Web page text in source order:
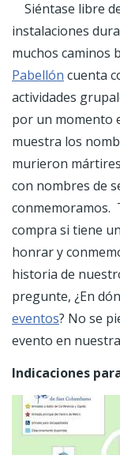
Siéntase libre
instalaciones
muchos caminos
Pabellón cuenta
actividades
por un momento
muestra los
murieron
con nombres de
conmemoramos.
compra si tiene
honrar y
historia de
pregunte, ¿En
eventos? No se
evento en
Indicaciones